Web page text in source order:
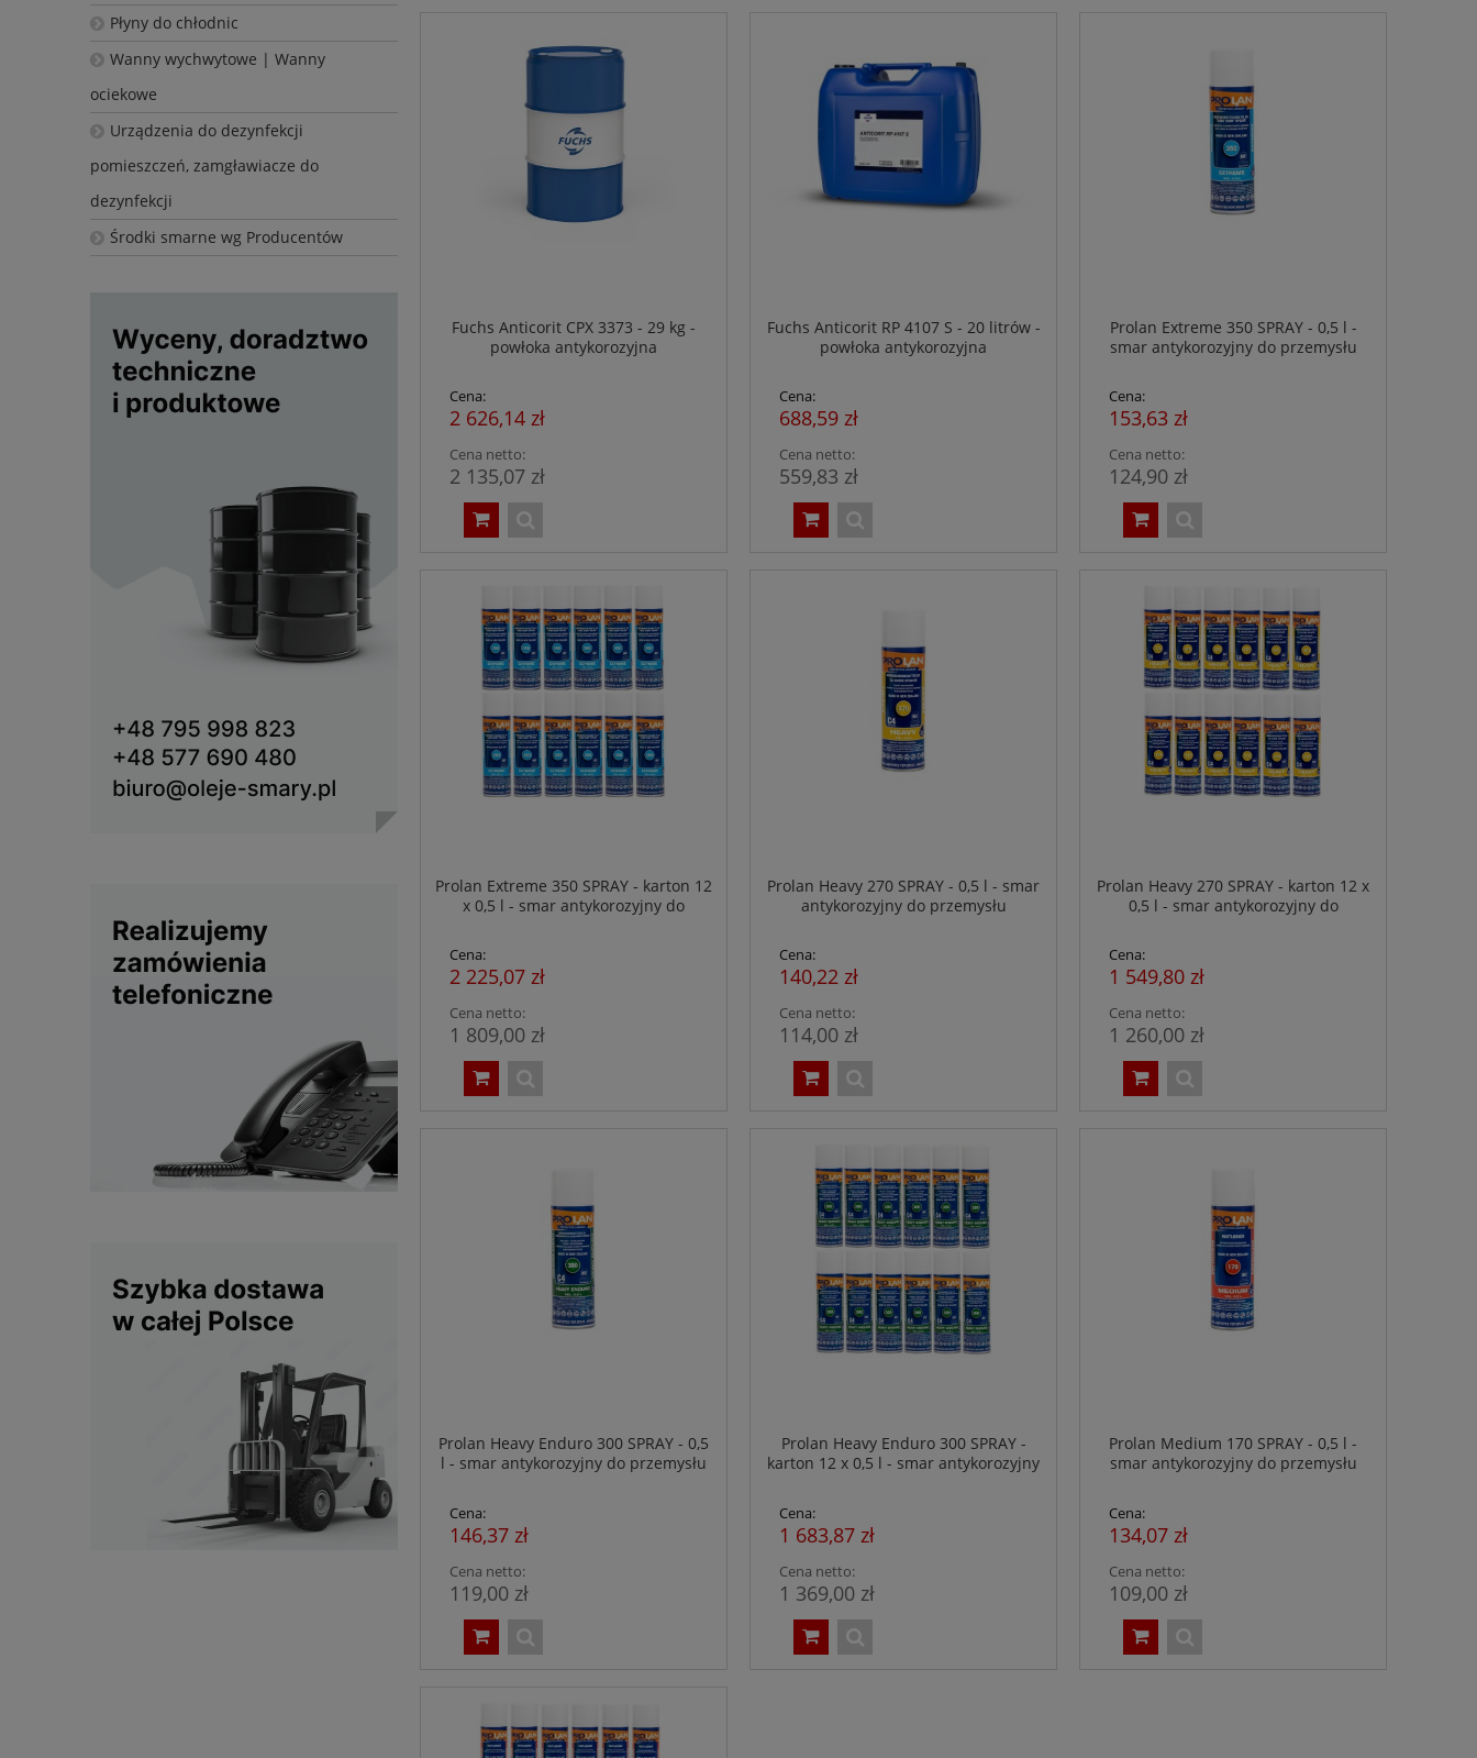
Płyny do chłodnic
Wanny wychwytowe | Wanny
ociekowe
Urządzenia do dezynfekcji
pomieszczeń, zamgławiacze do
dezynfekcji
Środki smarne wg Producentów
Fuchs Anticorit CPX 3373 - 29 kg -
powłoka antykorozyjna
Cena:
2 626,14 zł
Cena netto:
2 135,07 zł
Fuchs Anticorit RP 4107 S - 20 litrów -
powłoka antykorozyjna
Cena:
688,59 zł
Cena netto:
559,83 zł
Prolan Extreme 350 SPRAY - 0,5 l -
smar antykorozyjny do przemysłu
Cena:
153,63 zł
Cena netto:
124,90 zł
Prolan Extreme 350 SPRAY - karton 12
x 0,5 l - smar antykorozyjny do
Cena:
2 225,07 zł
Cena netto:
1 809,00 zł
Prolan Heavy 270 SPRAY - 0,5 l - smar
antykorozyjny do przemysłu
Cena:
140,22 zł
Cena netto:
114,00 zł
Prolan Heavy 270 SPRAY - karton 12 x
0,5 l - smar antykorozyjny do
Cena:
1 549,80 zł
Cena netto:
1 260,00 zł
Prolan Heavy Enduro 300 SPRAY - 0,5
l - smar antykorozyjny do przemysłu
Cena:
146,37 zł
Cena netto:
119,00 zł
Prolan Heavy Enduro 300 SPRAY -
karton 12 x 0,5 l - smar antykorozyjny
Cena:
1 683,87 zł
Cena netto:
1 369,00 zł
Prolan Medium 170 SPRAY - 0,5 l -
smar antykorozyjny do przemysłu
Cena:
134,07 zł
Cena netto:
109,00 zł